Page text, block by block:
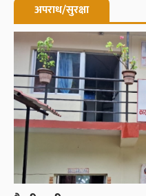
अपराध/सुरक्षा